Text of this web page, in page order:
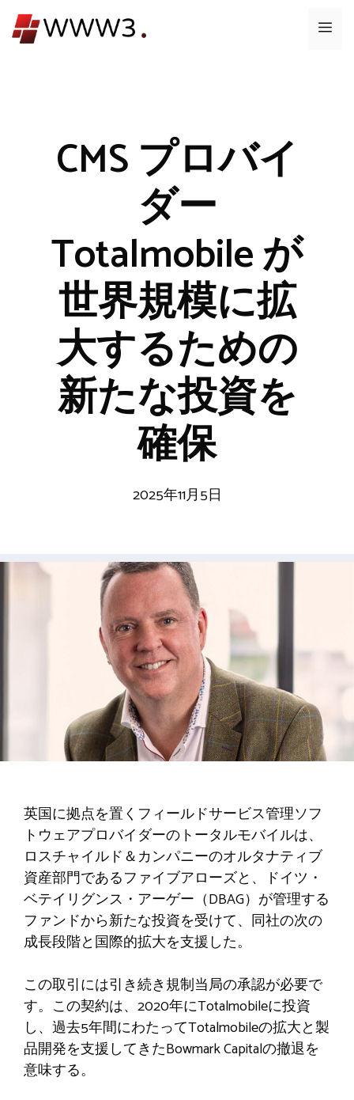
ン
メ
CMS プロバイ
ダー
Totalmobile が
世界規模に拡
大するための
新たな投資を
確保
2025年11月5日
英国に拠点を置くフィールドサービス管理ソフ
トウェアプロバイダーのトータルモバイルは、
ロスチャイルド＆カンパニーのオルタナティブ
資産部門であるファイブアローズと、ドイツ・
ベテイリグンス・アーゲー（DBAG）が管理する
ファンドから新たな投資を受けて、同社の次の
成長段階と国際的拡大を支援した。
この取引には引き続き規制当局の承認が必要で
す。この契約は、2020年にTotalmobileに投資
し、過去5年間にわたってTotalmobileの拡大と製
品開発を支援してきたBowmark Capitalの撤退を
意味する。